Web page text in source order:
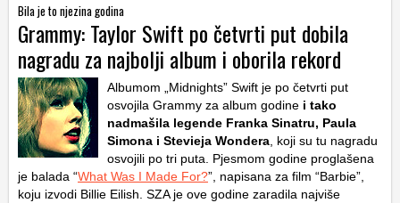
Bila je to njezina godina
Grammy: Taylor Swift po četvrti put dobila
nagradu za najbolji album i oborila rekord
Albumom „Midnights” Swift je po četvrti put
osvojila Grammy za album godine i tako
nadmašila legende Franka Sinatru, Paula
Simona i Stevieja Wondera , koji su tu nagradu
osvojili po tri puta. Pjesmom godine proglašena
je balada “What Was I Made For?”, napisana za film “Barbie”,
koju izvodi Billie Eilish. SZA je ove godine zaradila najviše